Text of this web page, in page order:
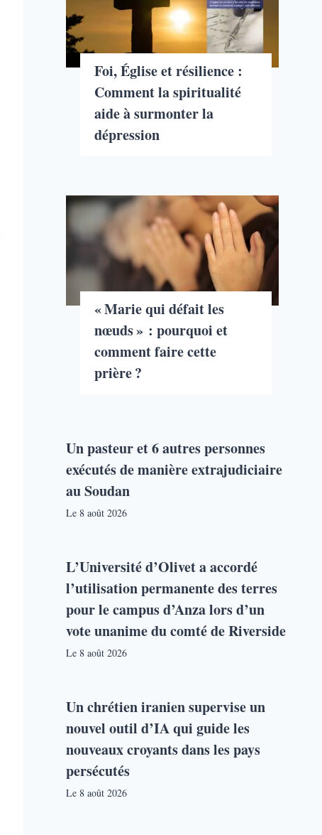
Foi, Église et résilience :
Comment la spiritualité
aide à surmonter la
dépression
« Marie qui défait les
nœuds » : pourquoi et
comment faire cette
prière ?
Un pasteur et 6 autres personnes
exécutés de manière extrajudiciaire
au Soudan
Le 8 août 2026
L’Université d’Olivet a accordé
l’utilisation permanente des terres
pour le campus d’Anza lors d’un
vote unanime du comté de Riverside
Le 8 août 2026
Un chrétien iranien supervise un
nouvel outil d’IA qui guide les
nouveaux croyants dans les pays
persécutés
Le 8 août 2026